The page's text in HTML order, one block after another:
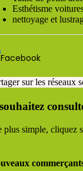
Esthétisme
nettoyage et
Facebook
sur les réseaux
plus simple, cliquez